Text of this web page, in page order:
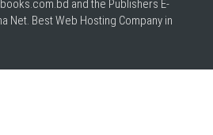
and the Publishers E-
Net. BestWeb Hosting Company in